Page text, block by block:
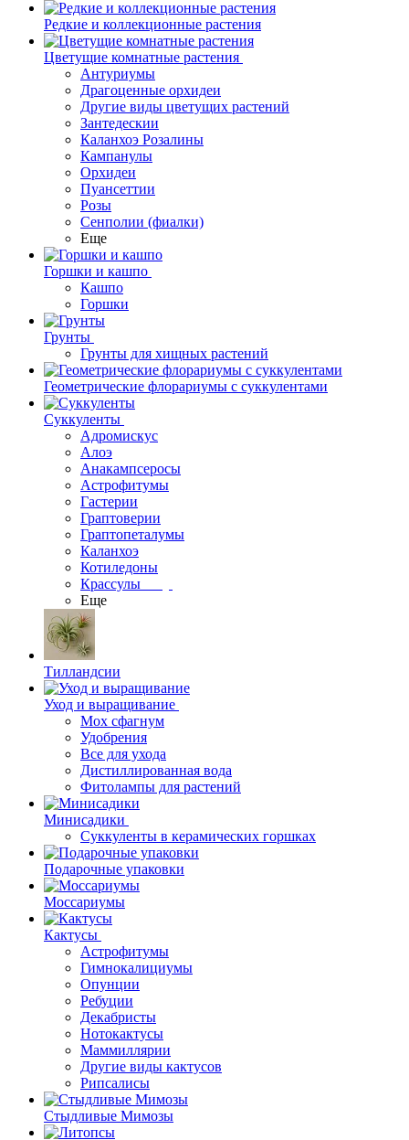
Редкие и коллекционные растения
Цветущие комнатные растения
Антуриумы
Драгоценные орхидеи
Другие виды цветущих растений
Зантедескии
Каланхоэ Розалины
Кампанулы
Орхидеи
Пуансеттии
Розы
Сенполии (фиалки)
Еще
Горшки и кашпо
Кашпо
Горшки
Грунты
Грунты для хищных растений
Геометрические флорариумы с суккулентами
Суккуленты
Адромискус
Алоэ
Анакампсеросы
Астрофитумы
Гастерии
Граптоверии
Граптопеталумы
Каланхоэ
Котиледоны
Крассулы
Еще
Тилландсии
Уход и выращивание
Мох сфагнум
Удобрения
Все для ухода
Дистиллированная вода
Фитолампы для растений
Минисадики
Суккуленты в керамических горшках
Подарочные упаковки
Моссариумы
Кактусы
Астрофитумы
Гимнокалициумы
Опунции
Ребуции
Декабристы
Нотокактусы
Маммиллярии
Другие виды кактусов
Рипсалисы
Стыдливые Мимозы